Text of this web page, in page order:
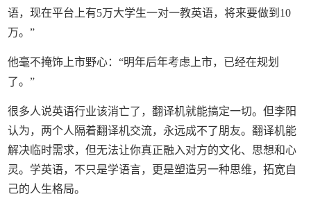
语，现在平台上有5万大学生一对一教英语，将来要做到10
万。”
他毫不掩饰上市野心：“明年后年考虑上市，已经在规划
了。”
很多人说英语行业该消亡了，翻译机就能搞定一切。但李阳
认为，两个人隔着翻译机交流，永远成不了朋友。翻译机能
解决临时需求，但无法让你真正融入对方的文化、思想和心
灵。学英语，不只是学语言，更是塑造另一种思维，拓宽自
己的人生格局。